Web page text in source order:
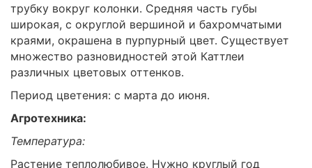
трубку вокруг колонки. Средняя часть губы
широкая, с округлой вершиной и бахромчатыми
краями, окрашена в пурпурный цвет. Существует
множество разновидностей этой Каттлеи
различных цветовых оттенков.
Период цветения: с марта до июня.
Агротехника:
Температура:
Растение теплолюбивое. Нужно круглый год